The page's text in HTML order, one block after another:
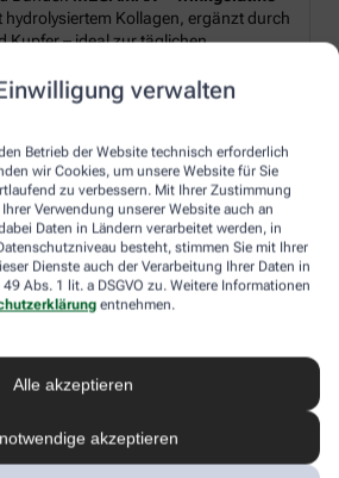
verwalten
Betrieb der Website technisch erforderlich
wir Cookies, um unsere Website für Sie
zu verbessern. Mit Ihrer Zustimmung
Verwendung unserer Website auch an
Daten in Ländern verarbeitet werden, in
besteht, stimmen Sie mit Ihrer
Dienste auch der Verarbeitung Ihrer Daten in
Abs. 1 lit. a DSGVO zu. Weitere Informationen
entnehmen.
Alle akzeptieren
akzeptieren
hydrolysiertem Kollagen, ergänzt durch
Kupfer – ideal zur täglichen
plus Biotin, Vitamin C und Kupfer
frischer Orangen-Geschmack
oder nach dem Sport
je 10 g Pulver in Wasser ein – für einen
unkompliziert und flexibel in den